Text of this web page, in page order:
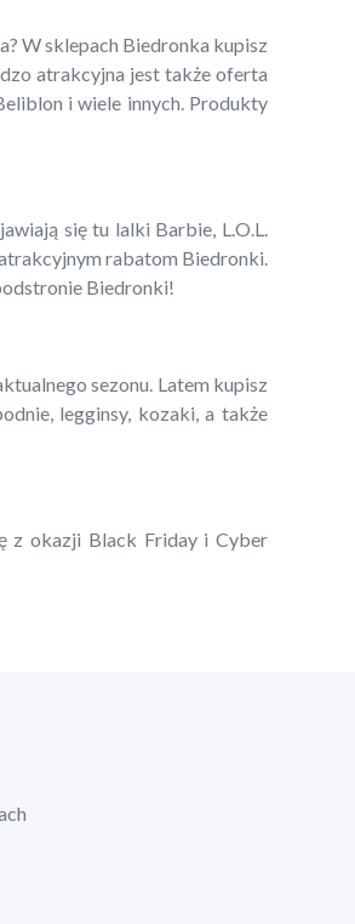
W sklepach Biedronka kupisz
atrakcyjna jest także oferta
i wiele innych. Produkty
się tu lalki Barbie, L.O.L.
rabatom Biedronki.
Biedronki!
sezonu. Latem kupisz
legginsy, kozaki, a także
z okazji Black Friday i Cyber